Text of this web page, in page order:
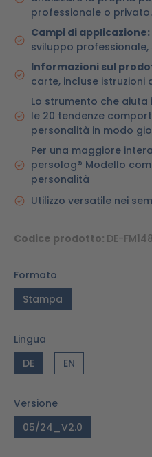
professionale o privato.
Campi di applicazione:
sviluppo professionale,
Informazioni sul
carte, incluse istruzioni
Lo strumento che
le 20 tendenze
personalità in modo
Per una maggiore
persolog® Modello
personalità
Utilizzo versatile nei
Codice prodotto: DE-
Formato
Stampa
Lingua
DE
EN
Versione
05/24_V2.0